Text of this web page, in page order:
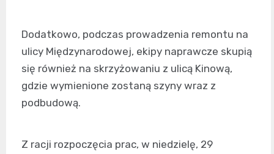
Dodatkowo, podczas prowadzenia remontu na
ulicy Międzynarodowej, ekipy naprawcze skupią
się również na skrzyżowaniu z ulicą Kinową,
gdzie wymienione zostaną szyny wraz z
podbudową.
Z racji rozpoczęcia prac, w niedzielę, 29